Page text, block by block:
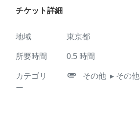
チケット詳細
地域 東京都
所要時間 0.5 時間
カテゴリ
ー
attachment その他 ▸ その他